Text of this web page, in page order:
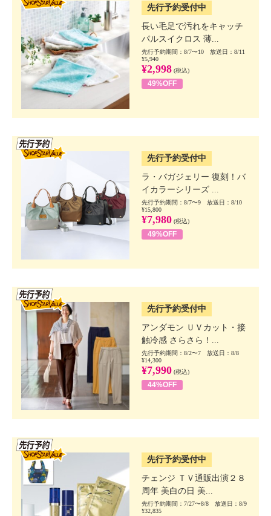
先行予約受付中
長い毛足で汚れをキャッチ
パルスイクロス 薄...
先行予約期間：8/7〜10 放送日：8/11
¥5,940
¥2,998 (税込)
49%OFF
先行予約受付中
ラ・バガジェリー 復刻！バ
イカラーシリーズ ...
先行予約期間：8/7〜9 放送日：8/10
¥15,800
¥7,980 (税込)
49%OFF
先行予約受付中
アンダモン ＵＶカット・接
触冷感 さらさら！...
先行予約期間：8/2〜7 放送日：8/8
¥14,300
¥7,990 (税込)
44%OFF
先行予約受付中
チェンジ ＴＶ通販出演２８
周年 美白の日 美...
先行予約期間：7/27〜8/8 放送日：8/9
¥32,835